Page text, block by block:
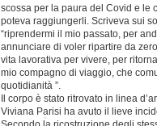
scossa per la paura del Covid e le
poteva raggiungerli. Scriveva sui
“riprendermi il mio passato, per
annunciare di voler ripartire da
vita lavorativa per vivere, per
mio compagno di viaggio, che
quotidianità ”.
Il corpo è stato ritrovato in linea
Viviana Parisi ha avuto il lieve